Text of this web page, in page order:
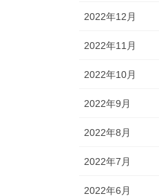
2022年12月
2022年11月
2022年10月
2022年9月
2022年8月
2022年7月
2022年6月